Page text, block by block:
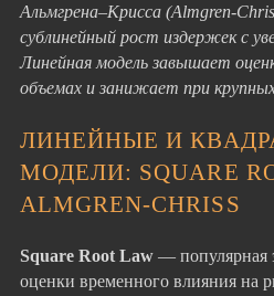
Альмгрена–Крисса (Almgren-
сублинейный рост издержек с
Линейная модель завышает
объемах и занижает при
ЛИНЕЙНЫЕ И
МОДЕЛИ: SQUARE
ALMGREN-CHRISS
Square Root Law — популярная
оценки временного влияния на